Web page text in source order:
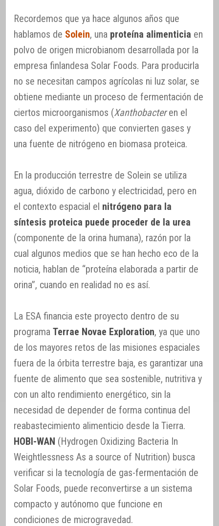
Recordemos que ya hace algunos años que
hablamos de Solein, una proteína alimenticia en
polvo de origen microbianom desarrollada por la
empresa finlandesa Solar Foods. Para producirla
no se necesitan campos agrícolas ni luz solar, se
obtiene mediante un proceso de fermentación de
ciertos microorganismos (Xanthobacteren el
caso del experimento) que convierten gases y
una fuente de nitrógeno en biomasa proteica.
En la producción terrestre de Solein se utiliza
agua, dióxido de carbono y electricidad, pero en
el contexto espacial el nitrógeno para la
síntesis proteica puede proceder de la urea
(componente de la orina humana), razón por la
cual algunos medios que se han hecho eco de la
noticia, hablan de “proteína elaborada a partir de
orina”, cuando en realidad no es así.
La ESA financia este proyecto dentro de su
programa Terrae Novae Exploration, ya que uno
de los mayores retos de las misiones espaciales
fuera de la órbita terrestre baja, es garantizar una
fuente de alimento que sea sostenible, nutritiva y
con un alto rendimiento energético, sin la
necesidad de depender de forma continua del
reabastecimiento alimenticio desde la Tierra.
HOBI-WAN (Hydrogen Oxidizing Bacteria In
Weightlessness As a source of Nutrition) busca
verificar si la tecnología de gas-fermentación de
Solar Foods, puede reconvertirse a un sistema
compacto y autónomo que funcione en
condiciones de microgravedad.